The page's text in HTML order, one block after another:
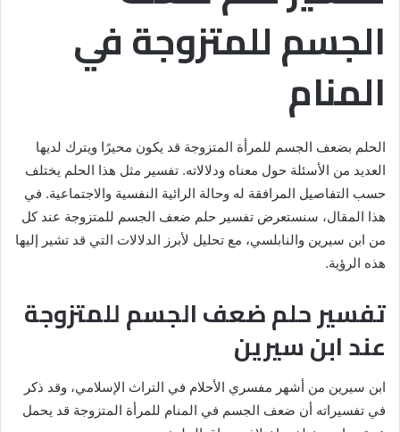
الجسم للمتزوجة في
المنام
الحلم بضعف الجسم للمرأة المتزوجة قد يكون محيرًا ويترك لديها
العديد من الأسئلة حول معناه ودلالاته. تفسير مثل هذا الحلم يختلف
حسب التفاصيل المرافقة له وحالة الرائية النفسية والاجتماعية. في
هذا المقال، سنستعرض تفسير حلم ضعف الجسم للمتزوجة عند كل
من ابن سيرين والنابلسي، مع تحليل لأبرز الدلالات التي قد تشير إليها
هذه الرؤية.
تفسير حلم ضعف الجسم للمتزوجة
عند ابن سيرين
ابن سيرين من أشهر مفسري الأحلام في التراث الإسلامي، وقد ذكر
في تفسيراته أن ضعف الجسم في المنام للمرأة المتزوجة قد يحمل